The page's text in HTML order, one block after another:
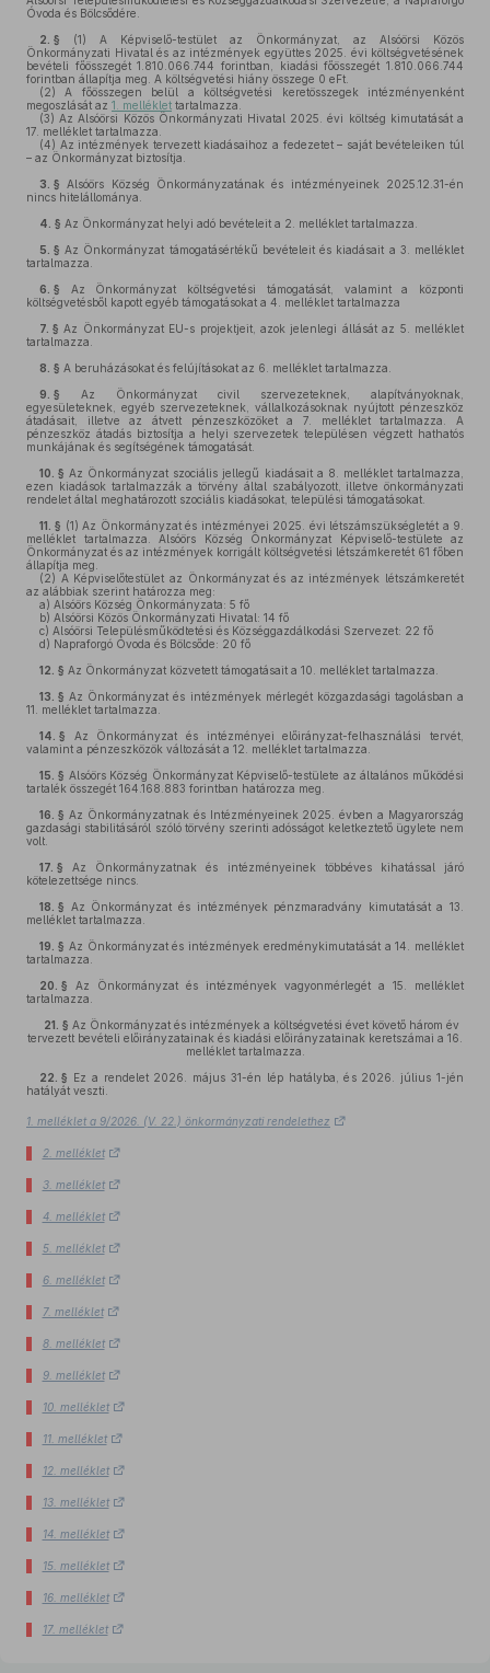
Óvoda és Bölcsődére.
2. § (1) A Képviselő-testület az Önkormányzat, az Alsóörsi Közös
Önkormányzati Hivatal és az intézmények együttes 2025. évi költségvetésének
bevételi főösszegét 1.810.066.744 forintban, kiadási főösszegét 1.810.066.744
forintban állapítja meg. A költségvetési hiány összege 0 eFt.
(2) A főösszegen belül a költségvetési keretösszegek intézményenként
megoszlását az 1. melléklet tartalmazza.
(3) Az Alsóörsi Közös Önkormányzati Hivatal 2025. évi költség kimutatását a
17. melléklet tartalmazza.
(4) Az intézmények tervezett kiadásaihoz a fedezetet – saját bevételeiken túl
– az Önkormányzat biztosítja.
3. § Alsóörs Község Önkormányzatának és intézményeinek 2025.12.31-én
nincs hitelállománya.
4. § Az Önkormányzat helyi adó bevételeit a 2. melléklet tartalmazza.
5. § Az Önkormányzat támogatásértékű bevételeit és kiadásait a 3. melléklet
tartalmazza.
6. § Az Önkormányzat költségvetési támogatását, valamint a központi
költségvetésből kapott egyéb támogatásokat a 4. melléklet tartalmazza
7. § Az Önkormányzat EU-s projektjeit, azok jelenlegi állását az 5. melléklet
tartalmazza.
8. § A beruházásokat és felújításokat az 6. melléklet tartalmazza.
9. § Az Önkormányzat civil szervezeteknek, alapítványoknak,
egyesületeknek, egyéb szervezeteknek, vállalkozásoknak nyújtott pénzeszköz
átadásait, illetve az átvett pénzeszközöket a 7. melléklet tartalmazza. A
pénzeszköz átadás biztosítja a helyi szervezetek településen végzett hathatós
munkájának és segítségének támogatását.
10. § Az Önkormányzat szociális jellegű kiadásait a 8. melléklet tartalmazza,
ezen kiadások tartalmazzák a törvény által szabályozott, illetve önkormányzati
rendelet által meghatározott szociális kiadásokat, települési támogatásokat.
11. § (1) Az Önkormányzat és intézményei 2025. évi létszámszükségletét a 9.
melléklet tartalmazza. Alsóörs Község Önkormányzat Képviselő-testülete az
Önkormányzat és az intézmények korrigált költségvetési létszámkeretét 61 főben
állapítja meg.
(2) A Képviselőtestület az Önkormányzat és az intézmények létszámkeretét
az alábbiak szerint határozza meg:
a) Alsóörs Község Önkormányzata: 5 fő
b) Alsóörsi Közös Önkormányzati Hivatal: 14 fő
c) Alsóörsi Településműködtetési és Községgazdálkodási Szervezet: 22 fő
d) Napraforgó Óvoda és Bölcsőde: 20 fő
12. § Az Önkormányzat közvetett támogatásait a 10. melléklet tartalmazza.
13. § Az Önkormányzat és intézmények mérlegét közgazdasági tagolásban a
11. melléklet tartalmazza.
14. § Az Önkormányzat és intézményei előirányzat-felhasználási tervét,
valamint a pénzeszközök változását a 12. melléklet tartalmazza.
15. § Alsóörs Község Önkormányzat Képviselő-testülete az általános működési
tartalék összegét 164.168.883 forintban határozza meg.
16. § Az Önkormányzatnak és Intézményeinek 2025. évben a Magyarország
gazdasági stabilitásáról szóló törvény szerinti adósságot keletkeztető ügylete nem
volt.
17. § Az Önkormányzatnak és intézményeinek többéves kihatással járó
kötelezettsége nincs.
18. § Az Önkormányzat és intézmények pénzmaradvány kimutatását a 13.
melléklet tartalmazza.
19. § Az Önkormányzat és intézmények eredménykimutatását a 14. melléklet
tartalmazza.
20. § Az Önkormányzat és intézmények vagyonmérlegét a 15. melléklet
tartalmazza.
21. § Az Önkormányzat és intézmények a költségvetési évet követő három év
tervezett bevételi előirányzatainak és kiadási előirányzatainak keretszámai a 16.
melléklet tartalmazza.
22. § Ez a rendelet 2026. május 31-én lép hatályba, és 2026. július 1-jén
hatályát veszti.
1. melléklet a 9/2026. (V. 22.) önkormányzati rendelethez
2. melléklet
3. melléklet
4. melléklet
5. melléklet
6. melléklet
7. melléklet
8. melléklet
9. melléklet
10. melléklet
11. melléklet
12. melléklet
13. melléklet
14. melléklet
15. melléklet
16. melléklet
17. melléklet